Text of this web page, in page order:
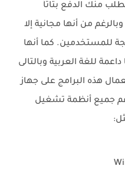
منك الدفع بتاتاً
من أنها مجانية إلا
للمستخدمين. كما أنها
للغة العربية وبالتالى
هذه البرامج على جهاز
جميع أنظمة تشغيل